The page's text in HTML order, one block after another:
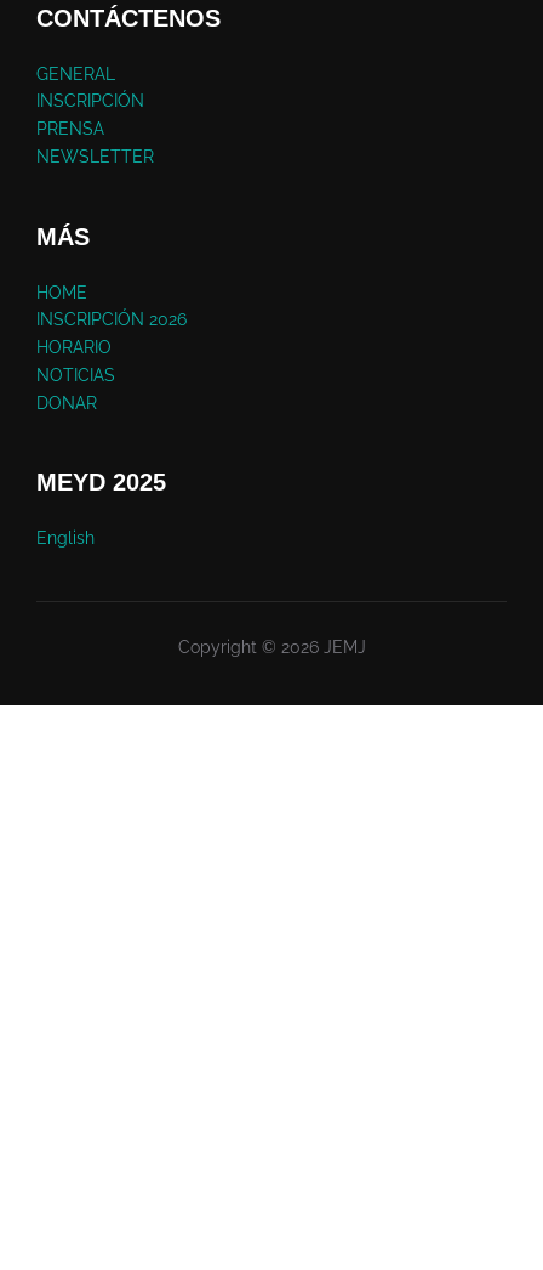
CONTÁCTENOS
GENERAL
INSCRIPCIÓN
PRENSA
NEWSLETTER
MÁS
HOME
INSCRIPCIÓN 2026
HORARIO
NOTICIAS
DONAR
MEYD 2025
English
Copyright © 2026 JEMJ